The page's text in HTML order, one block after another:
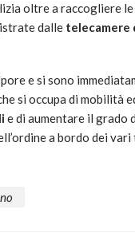
oltre a raccogliere
dalle telecamere
e si sono
si occupa di mobilità
e di aumentare il grado
a bordo dei